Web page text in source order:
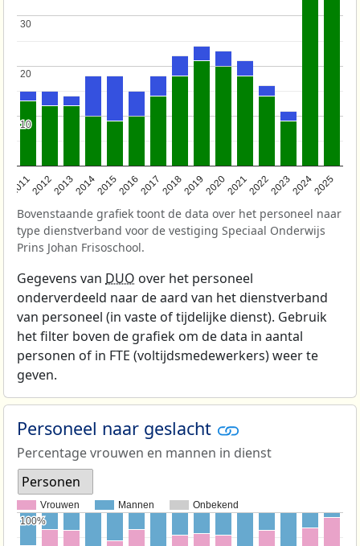
201120122013201420152016201720182019202020212022202320242025
10
10
20
20
30
30
Bovenstaande grafiek toont de data over het personeel naar
type dienstverband voor de vestiging Speciaal Onderwijs
Prins Johan Frisoschool.
Gegevens van DUO over het personeel
onderverdeeld naar de aard van het dienstverband
van personeel (in vaste of tijdelijke dienst). Gebruik
het filter boven de grafiek om de data in aantal
personen of in FTE (voltijdsmedewerkers) weer te
geven.
Personeel naar geslacht
Percentage vrouwen en mannen in dienst
Personen
Vrouwen Mannen Onbekend
100%
100%